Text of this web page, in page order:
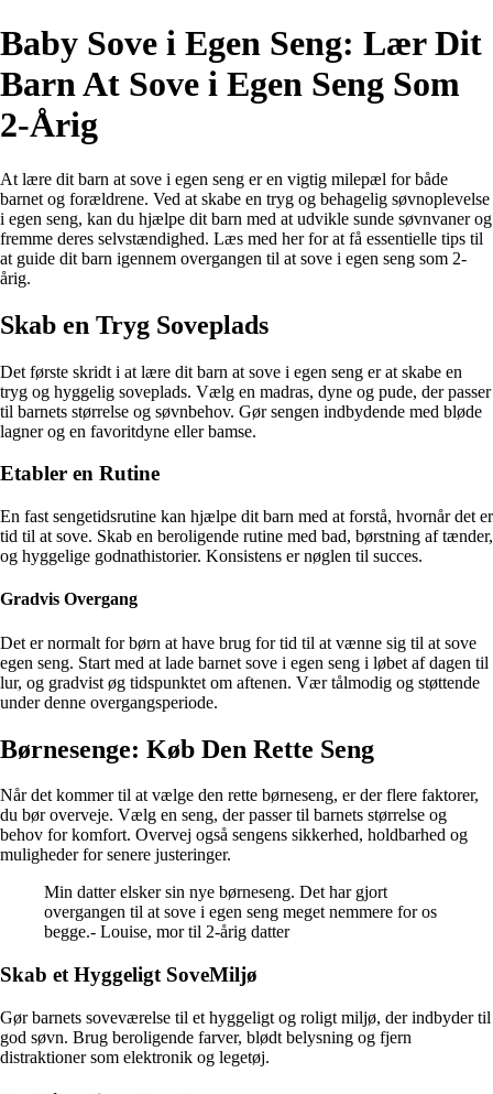
Baby Sove i Egen Seng: Lær Dit
Barn At Sove i Egen Seng Som
2-Årig
At lære dit barn at sove i egen seng er en vigtig milepæl for både
barnet og forældrene. Ved at skabe en tryg og behagelig søvnoplevelse
i egen seng, kan du hjælpe dit barn med at udvikle sunde søvnvaner og
fremme deres selvstændighed. Læs med her for at få essentielle tips til
at guide dit barn igennem overgangen til at sove i egen seng som 2-
årig.
Skab en Tryg Soveplads
Det første skridt i at lære dit barn at sove i egen seng er at skabe en
tryg og hyggelig soveplads. Vælg en madras, dyne og pude, der passer
til barnets størrelse og søvnbehov. Gør sengen indbydende med bløde
lagner og en favoritdyne eller bamse.
Etabler en Rutine
En fast sengetidsrutine kan hjælpe dit barn med at forstå, hvornår det er
tid til at sove. Skab en beroligende rutine med bad, børstning af tænder,
og hyggelige godnathistorier. Konsistens er nøglen til succes.
Gradvis Overgang
Det er normalt for børn at have brug for tid til at vænne sig til at sove
egen seng. Start med at lade barnet sove i egen seng i løbet af dagen til
lur, og gradvist øg tidspunktet om aftenen. Vær tålmodig og støttende
under denne overgangsperiode.
Børnesenge: Køb Den Rette Seng
Når det kommer til at vælge den rette børneseng, er der flere faktorer,
du bør overveje. Vælg en seng, der passer til barnets størrelse og
behov for komfort. Overvej også sengens sikkerhed, holdbarhed og
muligheder for senere justeringer.
Min datter elsker sin nye børneseng. Det har gjort
overgangen til at sove i egen seng meget nemmere for os
begge.- Louise, mor til 2-årig datter
Skab et Hyggeligt SoveMiljø
Gør barnets soveværelse til et hyggeligt og roligt miljø, der indbyder til
god søvn. Brug beroligende farver, blødt belysning og fjern
distraktioner som elektronik og legetøj.